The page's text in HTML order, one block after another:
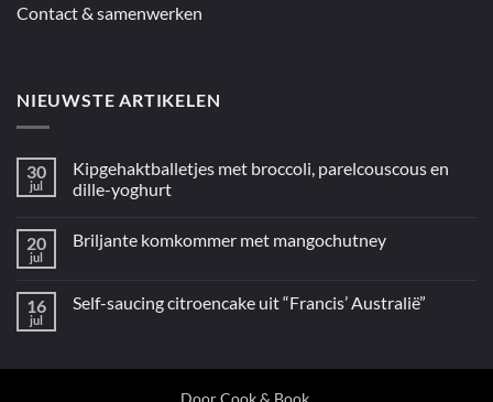
Contact & samenwerken
NIEUWSTE ARTIKELEN
30
jul
Kipgehaktballetjes met broccoli, parelcouscous en
dille-yoghurt
op
Kipgehaktballetjes
parelcouscous
en
20
jul
Briljante komkommer met mangochutney
Briljante
16
jul
Self-saucing citroencake uit “Francis’ Australië”
Self-
DoorCook & Book